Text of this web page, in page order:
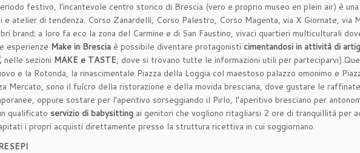
festivo, l’incantevole centro storico di Brescia (vero e proprio museo en plein air) è una
atelier di tendenza. Corso Zanardelli, Corso Palestro, Corso Magenta, via X Giornate, via
brand; a loro fa eco la zona del Carmine e di San Faustino, vivaci quartieri multiculturali
esperienze Make in Brescia è possibile diventare protagonisti cimentandosi in attività di
, nelle sezioni MAKE e TASTE, dove si trovano tutte le informazioni utili per
e la Rotonda, la rinascimentale Piazza della Loggia col maestoso palazzo omonimo e
Mercato, sono il fulcro della ristorazione e della movida bresciana, dove gustare le
oppure sostare per l’aperitivo sorseggiando il Pirlo, l’aperitivo bresciano per
qualificato servizio di babysitting ai genitori che vogliono ritagliarsi 2 ore di tranquillità per
i propri acquisti direttamente presso la struttura ricettiva in cui soggiornano.